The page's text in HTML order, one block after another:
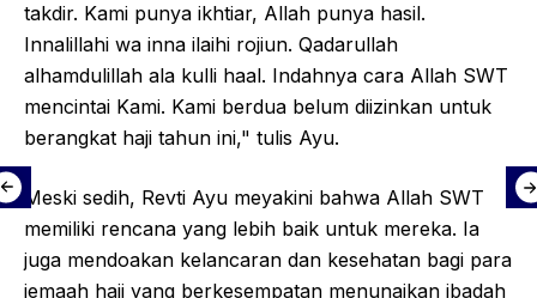
takdir. Kami punya ikhtiar, Allah punya hasil.
Innalillahi wa inna ilaihi rojiun. Qadarullah
alhamdulillah ala kulli haal. Indahnya cara Allah SWT
mencintai Kami. Kami berdua belum diizinkan untuk
berangkat haji tahun ini," tulis Ayu.
Meski sedih, Revti Ayu meyakini bahwa Allah SWT
memiliki rencana yang lebih baik untuk mereka. Ia
juga mendoakan kelancaran dan kesehatan bagi para
jemaah haji yang berkesempatan menunaikan ibadah